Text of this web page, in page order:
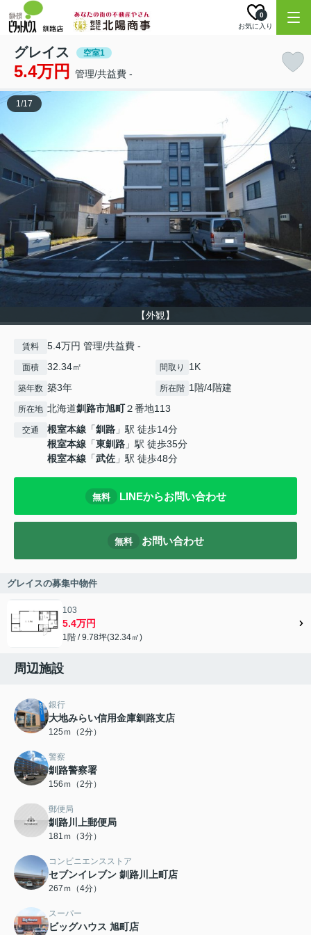
お気に入り
0
グレイス 空室1
5.4万円 管理/共益費 -
【外観】
1/17
賃料 5.4万円 管理/共益費 -
面積 32.34㎡ 間取り 1K
築年数 築3年 所在階 1階/4階建
所在地 北海道釧路市旭町２番地113
交通 根室本線 「釧路 」駅 徒歩14分
根室本線 「東釧路 」駅 徒歩35分
根室本線 「武佐 」駅 徒歩48分
無料 LINEからお問い合わせ
無料 お問い合わせ
グレイスの募集中物件
103
5.4万円
1階 / 9.78坪(32.34㎡)
周辺施設
銀行
大地みらい信用金庫釧路支店
125ｍ（2分）
警察
釧路警察署
156ｍ（2分）
郵便局
釧路川上郵便局
181ｍ（3分）
コンビニエンスストア
セブンイレブン 釧路川上町店
267ｍ（4分）
スーパー
ビッグハウス 旭町店